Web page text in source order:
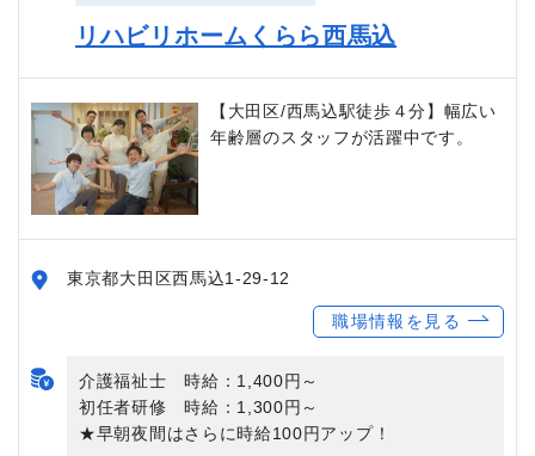
リハビリホームくらら西馬込
【大田区/西馬込駅徒歩４分】幅広い
年齢層のスタッフが活躍中です。
東京都大田区西馬込1-29-12
職場情報を見る
介護福祉士 時給：1,400円～
初任者研修 時給：1,300円～
★早朝夜間はさらに時給100円アップ！